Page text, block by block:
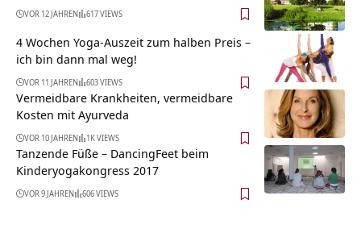
VOR 12 JAHREN 617 VIEWS
4 Wochen Yoga-Auszeit zum halben Preis –
ich bin dann mal weg!
VOR 11 JAHREN 603 VIEWS
Vermeidbare Krankheiten, vermeidbare
Kosten mit Ayurveda
VOR 10 JAHREN 1K VIEWS
Tanzende Füße – DancingFeet beim
Kinderyogakongress 2017
VOR 9 JAHREN 606 VIEWS